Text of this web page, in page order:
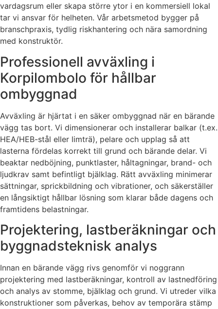
vardagsrum eller skapa större ytor i en kommersiell lokal
tar vi ansvar för helheten. Vår arbetsmetod bygger på
branschpraxis, tydlig riskhantering och nära samordning
med konstruktör.
Professionell avväxling i
Korpilombolo för hållbar
ombyggnad
Avväxling är hjärtat i en säker ombyggnad när en bärande
vägg tas bort. Vi dimensionerar och installerar balkar (t.ex.
HEA/HEB-stål eller limträ), pelare och upplag så att
lasterna fördelas korrekt till grund och bärande delar. Vi
beaktar nedböjning, punktlaster, håltagningar, brand- och
ljudkrav samt befintligt bjälklag. Rätt avväxling minimerar
sättningar, sprickbildning och vibrationer, och säkerställer
en långsiktigt hållbar lösning som klarar både dagens och
framtidens belastningar.
Projektering, lastberäkningar och
byggnadsteknisk analys
Innan en bärande vägg rivs genomför vi noggrann
projektering med lastberäkningar, kontroll av lastnedföring
och analys av stomme, bjälklag och grund. Vi utreder vilka
konstruktioner som påverkas, behov av temporära stämp